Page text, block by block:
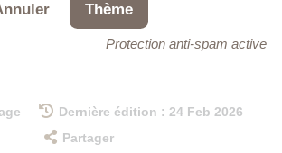
Thème
Protection anti-spam active
Dernière édition : 24 Feb 2026
Partager